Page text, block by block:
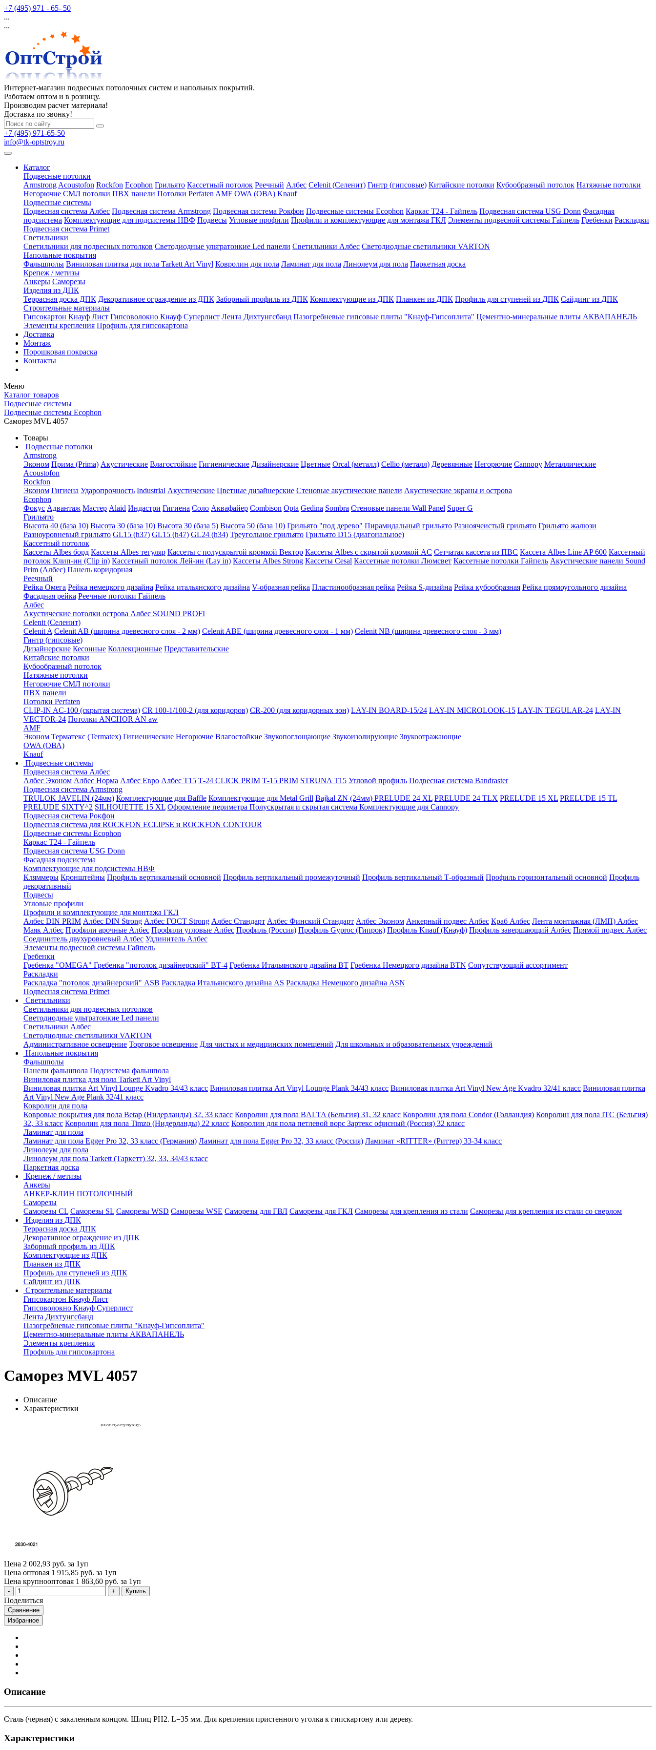
+7 (495) 971 - 65- 50
...
...
Интернет-магазин подвесных потолочных систем и напольных покрытий.
Работаем оптом и в розницу.
Производим расчет материала!
Доставка по звонку!
+7 (495) 971-65-50
info@tk-optstroy.ru
Каталог
Подвесные потолки
Armstrong Acoustofon Rockfon Ecophon Грильято Кассетный потолок Реечный Албес Celenit (Селенит) Гинтр (гипсовые) Китайские потолки Кубообразный потолок Натяжные потолки
Негорючие СМЛ потолки ПВХ панели Потолки Perfaten AMF OWA (ОВА) Knauf
Подвесные системы
Подвесная система Албес Подвесная система Armstrong Подвесная система Рокфон Подвесные системы Ecophon Каркас Т24 - Гайпель Подвесная система USG Donn Фасадная
подсистема Комплектующие для подсистемы НВФ Подвесы Угловые профили Профили и комплектующие для монтажа ГКЛ Элементы подвесной системы Гайпель Гребенки Раскладки
Подвесная система Primet
Светильники
Светильники для подвесных потолков Светодиодные ультратонкие Led панели Светильники Албес Светодиодные светильники VARTON
Напольные покрытия
Фальшполы Виниловая плитка для пола Tarkett Art Vinyl Ковролин для пола Ламинат для пола Линолеум для пола Паркетная доска
Крепеж / метизы
Анкеры Саморезы
Изделия из ДПК
Террасная доска ДПК Декоративное ограждение из ДПК Заборный профиль из ДПК Комплектующие из ДПК Планкен из ДПК Профиль для ступеней из ДПК Сайдинг из ДПК
Строительные материалы
Гипсокартон Кнауф Лист Гипсоволокно Кнауф Суперлист Лента Дихтунгсбанд Пазогребневые гипсовые плиты "Кнауф-Гипсоплита" Цементно-минеральные плиты АКВАПАНЕЛЬ
Элементы крепления Профиль для гипсокартона
Доставка
Монтаж
Порошковая покраска
Контакты
Меню
Каталог товаров
Подвесные системы
Подвесные системы Ecophon
Саморез MVL 4057
Товары
Подвесные потолки
Armstrong
Эконом Прима (Prima) Акустические Влагостойкие Гигиенические Дизайнерские Цветные Orcal (металл) Cellio (металл) Деревянные Негорючие Cannopy Металлические
Acoustofon
Rockfon
Эконом Гигиена Ударопрочность Industrial Акустические Цветные дизайнерские Стеновые акустические панели Акустические экраны и острова
Ecophon
Фокус Адвантаж Мастер Alaid Индастри Гигиена Соло Аквафайер Combison Opta Gedina Sombra Стеновые панели Wall Panel Super G
Грильято
Высота 40 (база 10) Высота 30 (база 10) Высота 30 (база 5) Высота 50 (база 10) Грильято "под дерево" Пирамидальный грильято Разноячеистый грильято Грильято жалюзи
Разноуровневый грильято GL15 (h37) GL15 (h47) GL24 (h34) Треугольное грильято Грильято D15 (диагональное)
Кассетный потолок
Кассеты Albes борд Кассеты Albes тегуляр Кассеты с полускрытой кромкой Вектор Кассеты Albes с скрытой кромкой AC Сетчатая кассета из ПВС Кассета Albes Line AP 600 Кассетный
потолок Клип-ин (Clip in) Кассетный потолок Лей-ин (Lay in) Кассеты Albes Strong Кассеты Cesal Кассетные потолки Люмсвет Кассетные потолки Гайпель Акустические панели Sound
Prim (Албес) Панель коридорная
Реечный
Рейка Омега Рейка немецкого дизайна Рейка итальянского дизайна V-образная рейка Пластинообразная рейка Рейка S-дизайна Рейка кубообразная Рейка прямоугольного дизайна
Фасадная рейка Реечные потолки Гайпель
Албес
Акустические потолки острова Албес SOUND PROFI
Celenit (Селенит)
Celenit A Celenit AB (ширина древесного слоя - 2 мм) Celenit ABE (ширина древесного слоя - 1 мм) Celenit NB (ширина древесного слоя - 3 мм)
Гинтр (гипсовые)
Дизайнерские Кесонные Коллекционные Представительские
Китайские потолки
Кубообразный потолок
Натяжные потолки
Негорючие СМЛ потолки
ПВХ панели
Потолки Perfaten
CLIP-IN AC-100 (скрытая система) CR 100-1/100-2 (для коридоров) CR-200 (для коридорных зон) LAY-IN BOARD-15/24 LAY-IN MICROLOOK-15 LAY-IN TEGULAR-24 LAY-IN
VECTOR-24 Потолки ANCHOR AN aw
AMF
Эконом Терматекс (Termatex) Гигиенические Негорючие Влагостойкие Звукопоглощающие Звукоизолирующие Звукоотражающие
OWA (ОВА)
Knauf
Подвесные системы
Подвесная система Албес
Албес Эконом Албес Норма Албес Евро Албес T15 Т-24 CLICK PRIM Т-15 PRIM STRUNA Т15 Угловой профиль Подвесная система Bandraster
Подвесная система Armstrong
TRULOK JAVELIN (24мм) Комплектующие для Baffle Комплектующие для Metal Grill Bajkal ZN (24мм) PRELUDE 24 XL PRELUDE 24 TLX PRELUDE 15 XL PRELUDE 15 TL
PRELUDE SIXTY^2 SILHOUETTE 15 XL Оформление периметра Полускрытая и скрытая система Комплектующие для Cannopy
Подвесная система Рокфон
Подвесная система для ROCKFON ECLIPSE и ROCKFON CONTOUR
Подвесные системы Ecophon
Каркас Т24 - Гайпель
Подвесная система USG Donn
Фасадная подсистема
Комплектующие для подсистемы НВФ
Кляммеры Кронштейны Профиль вертикальный основной Профиль вертикальный промежуточный Профиль вертикальный Т-образный Профиль горизонтальный основной Профиль
декоративный
Подвесы
Угловые профили
Профили и комплектующие для монтажа ГКЛ
Албес DIN PRIM Албес DIN Strong Албес ГОСТ Strong Албес Стандарт Албес Финский Стандарт Албес Эконом Анкерный подвес Албес Краб Албес Лента монтажная (ЛМП) Албес
Маяк Албес Профили арочные Албес Профили угловые Албес Профиль (Россия) Профиль Gyproc (Гипрок) Профиль Knauf (Кнауф) Профиль завершающий Албес Прямой подвес Албес
Соединитель двухуровневый Албес Удлинитель Албес
Элементы подвесной системы Гайпель
Гребенки
Гребенка "OMEGA" Гребенка "потолок дизайнерский" ВТ-4 Гребенка Итальянского дизайна BT Гребенка Немецкого дизайна ВТN Сопутствующий ассортимент
Раскладки
Раскладка "потолок дизайнерский" ASB Раскладка Итальянского дизайна AS Раскладка Немецкого дизайна АSN
Подвесная система Primet
Светильники
Светильники для подвесных потолков
Светодиодные ультратонкие Led панели
Светильники Албес
Светодиодные светильники VARTON
Административное освещение Торговое освещение Для чистых и медицинских помещений Для школьных и образовательных учреждений
Напольные покрытия
Фальшполы
Панели фальшпола Подсистема фальшпола
Виниловая плитка для пола Tarkett Art Vinyl
Виниловая плитка Art Vinyl Lounge Kvadro 34/43 класс Виниловая плитка Art Vinyl Lounge Plank 34/43 класс Виниловая плитка Art Vinyl New Age Kvadro 32/41 класс Виниловая плитка
Art Vinyl New Age Plank 32/41 класс
Ковролин для пола
Ковровые покрытия для пола Betap (Нидерланды) 32, 33 класс Ковролин для пола BALTA (Бельгия) 31, 32 класс Ковролин для пола Condor (Голландия) Ковролин для пола ITC (Бельгия)
32, 33 класс Ковролин для пола Timzo (Нидерланды) 22 класс Ковролин для пола петлевой ворс Зартекс офисный (Россия) 32 класс
Ламинат для пола
Ламинат для пола Egger Pro 32, 33 класс (Германия) Ламинат для пола Egger Pro 32, 33 класс (Россия) Ламинат «RITTER» (Риттер) 33-34 класс
Линолеум для пола
Линолеум для пола Tarkett (Таркетт) 32, 33, 34/43 класс
Паркетная доска
Крепеж / метизы
Анкеры
АНКЕР-КЛИН ПОТОЛОЧНЫЙ
Саморезы
Саморезы CL Саморезы SL Саморезы WSD Саморезы WSE Саморезы для ГВЛ Саморезы для ГКЛ Саморезы для крепления из стали Саморезы для крепления из стали со сверлом
Изделия из ДПК
Террасная доска ДПК
Декоративное ограждение из ДПК
Заборный профиль из ДПК
Комплектующие из ДПК
Планкен из ДПК
Профиль для ступеней из ДПК
Сайдинг из ДПК
Строительные материалы
Гипсокартон Кнауф Лист
Гипсоволокно Кнауф Суперлист
Лента Дихтунгсбанд
Пазогребневые гипсовые плиты "Кнауф-Гипсоплита"
Цементно-минеральные плиты АКВАПАНЕЛЬ
Элементы крепления
Профиль для гипсокартона
Саморез MVL 4057
Описание
Характеристики
Цена 2 002,93 руб. за 1уп
Цена оптовая 1 915,85 руб. за 1уп
Цена крупнооптовая 1 863,60 руб. за 1уп
Купить
Поделиться
Сравнение
Избранное
Описание
Сталь (черная) с закаленным концом. Шлиц PH2. L=35 мм. Для крепления пристенного уголка к гипскартону или дереву.
Характеристики